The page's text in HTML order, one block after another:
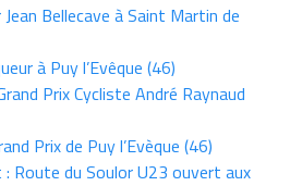
Bellecave à Saint Martin de
à Puy l’Evêque (46)
Prix Cycliste André Raynaud
Prix de Puy l’Evèque (46)
Route du Soulor U23 ouvert aux